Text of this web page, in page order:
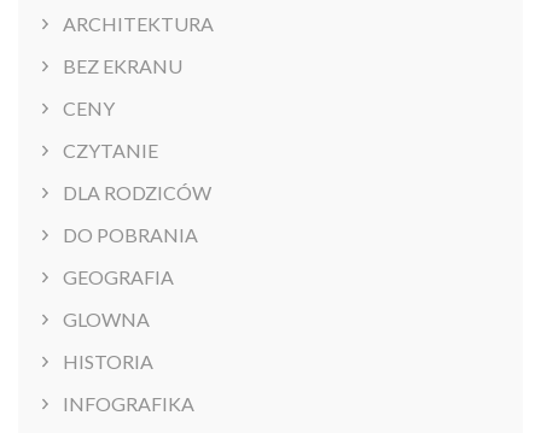
ARCHITEKTURA
BEZ EKRANU
CENY
CZYTANIE
DLA RODZICÓW
DO POBRANIA
GEOGRAFIA
GLOWNA
HISTORIA
INFOGRAFIKA